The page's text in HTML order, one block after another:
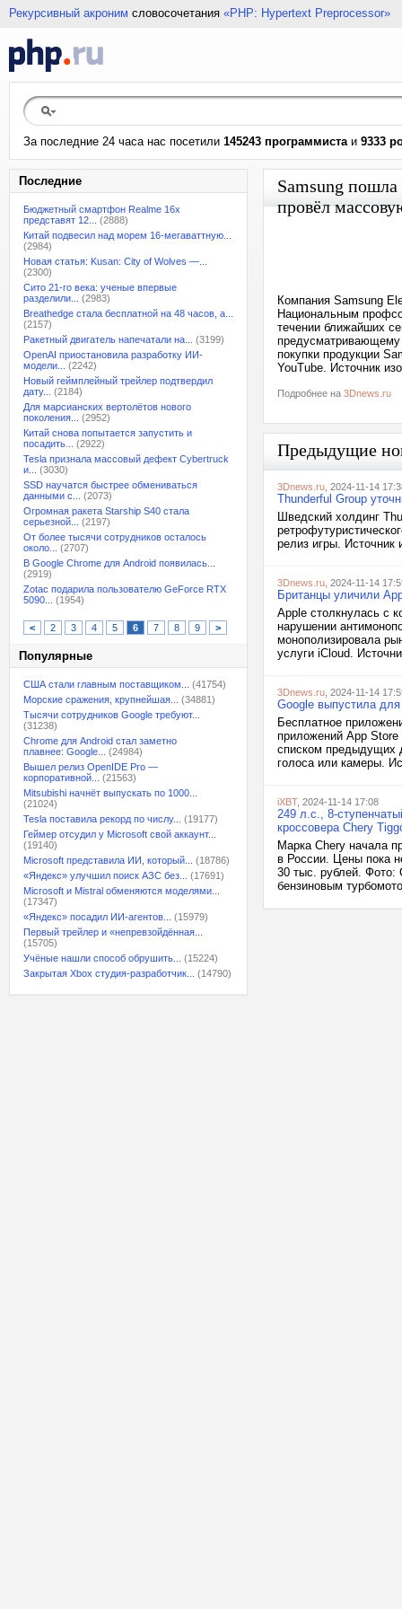
Рекурсивный акроним словосочетания «PHP: Hypertext Preprocessor»
За последние 24 часа нас посетили 145243 программистаи 9333
Последние
Бюджетный смартфон Realme 16x
представят 12...
(2888)
Китай подвесил над морем 16-мегаваттную...
(2984)
Новая статья: Kusan: City of Wolves —...
(2300)
Сито 21-го века: ученые впервые
разделили...
(2983)
Breathedge стала бесплатной на 48 часов, а...
(2157)
Ракетный двигатель напечатали на...
(3199)
OpenAI приостановила разработку ИИ-
модели...
(2242)
Новый геймплейный трейлер подтвердил
дату...
(2184)
Для марсианских вертолётов нового
поколения...
(2952)
Китай снова попытается запустить и
посадить...
(2922)
Tesla признала массовый дефект Cybertruck
и...
(3030)
SSD научатся быстрее обмениваться
данными с...
(2073)
Огромная ракета Starship S40 стала
серьезной...
(2197)
От более тысячи сотрудников осталось
около...
(2707)
В Google Chrome для Android появилась...
(2919)
Zotac подарила пользователю GeForce RTX
5090...
(1954)
< 2 3 4 5 6 7 8 9 >
Популярные
США стали главным поставщиком...
(41754)
Морские сражения, крупнейшая...
(34881)
Тысячи сотрудников Google требуют...
(31238)
Chrome для Android стал заметно
плавнее: Google...
(24984)
Вышел релиз OpenIDE Pro —
корпоративной...
(21563)
Mitsubishi начнёт выпускать по 1000...
(21024)
Tesla поставила рекорд по числу...
(19177)
Геймер отсудил у Microsoft свой аккаунт...
(19140)
Microsoft представила ИИ, который...
(18786)
«Яндекс» улучшил поиск АЗС без...
(17691)
Microsoft и Mistral обменяются моделями...
(17347)
«Яндекс» посадил ИИ-агентов...
(15979)
Первый трейлер и «непревзойдённая...
(15705)
Учёные нашли способ обрушить...
(15224)
Закрытая Xbox студия-разработчик...
(14790)
Samsung
провёл
Компания Samsung
Национальным
течении ближайших
предусматривающему
покупки продукции
YouTube. Источник
Подробнее на 3Dnews.ru
Предыдущие
3Dnews.ru , 2024-11-14
Thunderful Group
Шведский холдинг
релиз игры. Источник
3Dnews.ru , 2024-11-14
Британцы уличили
Apple столкнулась с
нарушении
монополизировала
услуги iCloud.
3Dnews.ru , 2024-11-14
Google выпустила
Бесплатное
приложений App Store
списком предыдущих
голоса или камеры.
iXBT, 2024-11-14 17:08
249 л.с., 8-
кроссовера Chery
Марка Chery начала
в России. Цены пока
30 тыс. рублей. Фото:
бензиновым